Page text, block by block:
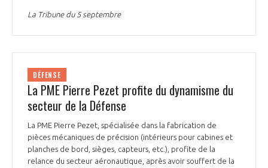
La Tribune du 5 septembre
DÉFENSE
La PME Pierre Pezet profite du dynamisme du
secteur de la Défense
La PME Pierre Pezet, spécialisée dans la fabrication de
pièces mécaniques de précision (intérieurs pour cabines et
planches de bord, sièges, capteurs, etc.), profite de la
relance du secteur aéronautique, après avoir souffert de la